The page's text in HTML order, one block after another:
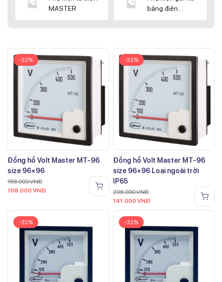
MASTER
bảng điện
-32%
Đồng hồ Volt Master MT-96
size 96×96
158.000VNĐ
108.000 VNĐ
-32%
Đồng hồ Volt Master MT-96
size 96×96 Loại ngoài trời
IP65
206.000VNĐ
141.000 VNĐ
-32% -32%